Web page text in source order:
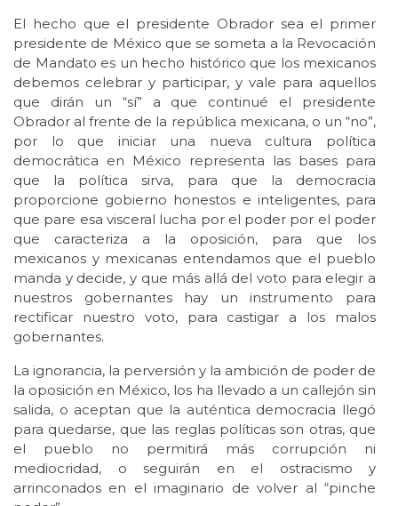
El hecho que el presidente Obrador sea el primer
presidente de México que se someta a la Revocación
de Mandato es un hecho histórico que los mexicanos
debemos celebrar y participar, y vale para aquellos
que dirán un “sí” a que continué el presidente
Obrador al frente de la república mexicana, o un “no”,
por lo que iniciar una nueva cultura política
democrática en México representa las bases para
que la política sirva, para que la democracia
proporcione gobierno honestos e inteligentes, para
que pare esa visceral lucha por el poder por el poder
que caracteriza a la oposición, para que los
mexicanos y mexicanas entendamos que el pueblo
manda y decide, y que más allá del voto para elegir a
nuestros gobernantes hay un instrumento para
rectificar nuestro voto, para castigar a los malos
gobernantes.
La ignorancia, la perversión y la ambición de poder de
la oposición en México, los ha llevado a un callejón sin
salida, o aceptan que la auténtica democracia llegó
para quedarse, que las reglas políticas son otras, que
el pueblo no permitirá más corrupción ni
mediocridad, o seguirán en el ostracismo y
arrinconados en el imaginario de volver al “pinche